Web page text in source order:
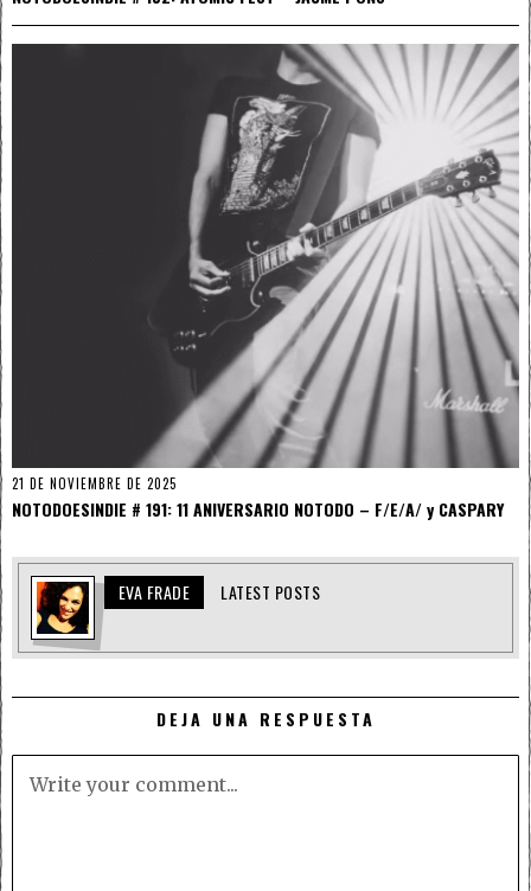
21 DE NOVIEMBRE DE 2025
NOTODOESINDIE # 191: 11 ANIVERSARIO NOTODO – F/E/A/ y CASPARY
EVA FRADE LATEST POSTS
DEJA UNA RESPUESTA